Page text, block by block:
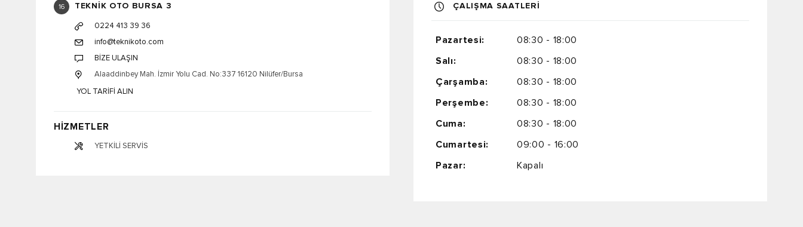
16 TEKNİK OTO BURSA 3
0224 413 39 36
info@teknikoto.com
BİZE ULAŞIN
Alaaddinbey Mah. İzmir Yolu Cad. No:337 16120 Nilüfer/Bursa
YOL TARİFİ ALIN
HİZMETLER
YETKİLİ SERVİS
ÇALIŞMA SAATLERİ
Pazartesi:
08:30 - 18:00
Salı:
08:30 - 18:00
Çarşamba:
08:30 - 18:00
Perşembe:
08:30 - 18:00
Cuma:
08:30 - 18:00
Cumartesi:
09:00 - 16:00
Pazar:
Kapalı